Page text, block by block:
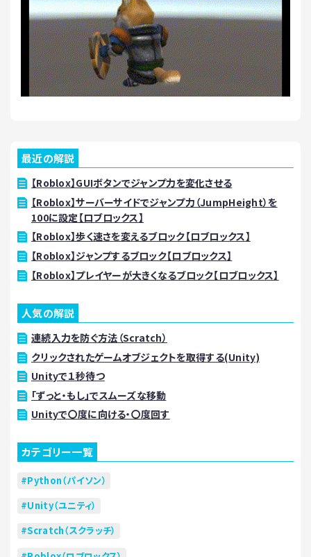
最近の解説
【Roblox】GUIボタンでジャンプ力を変化させる
【Roblox】サーバーサイドでジャンプ力（JumpHeight）を
100に設定【ロブロックス】
【Roblox】歩く速さを変えるブロック【ロブロックス】
【Roblox】ジャンプするブロック【ロブロックス】
【Roblox】プレイヤーが大きくなるブロック【ロブロックス】
人気の解説
連続入力を防ぐ方法（Scratch）
クリックされたゲームオブジェクトを取得する(Unity)
Unityで１秒待つ
「ずっと・もし」でスムーズな移動
Unityで〇度に向ける・〇度回す
カテゴリー一覧
Python（パイソン）
Unity（ユニティ）
Scratch（スクラッチ）